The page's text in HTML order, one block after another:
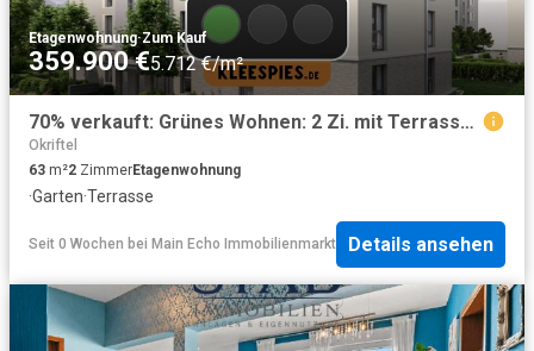
Etagenwohnung·Zum Kauf
359.900 €5.712 €/m²
70% verkauft: Grünes Wohnen: 2 Zi. mit Terrasse im EG KfW55 in Hattersheim
Okriftel
63 m²2 ZimmerEtagenwohnung
·Garten·Terrasse
Seit 0 Wochen bei Main Echo Immobilienmarkt Details ansehen